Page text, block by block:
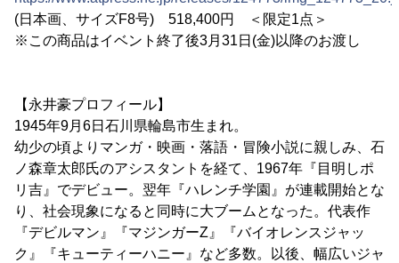
(日本画、サイズF8号) 518,400円 ＜限定1点＞
※この商品はイベント終了後3月31日(金)以降のお渡し
【永井豪プロフィール】
1945年9月6日石川県輪島市生まれ。
幼少の頃よりマンガ・映画・落語・冒険小説に親しみ、石
ノ森章太郎氏のアシスタントを経て、1967年『目明しポ
リ吉』でデビュー。翌年『ハレンチ学園』が連載開始とな
り、社会現象になると同時に大ブームとなった。代表作
『デビルマン』『マジンガーZ』『バイオレンスジャッ
ク』『キューティーハニー』など多数。以後、幅広いジャ